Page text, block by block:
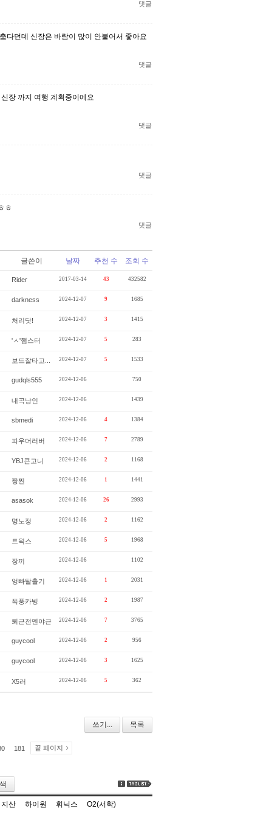
댓글
다던데 신장은 바람이 많이 안불어서 좋아요
댓글
장 까지 여행 계획중이에요
댓글
댓글
ㅎ
댓글
글쓴이 날짜 추천 수 조회 수
Rider 2017-03-14 43 432582
darkness 2024-12-07 9 1685
처리닷! 2024-12-07 3 1415
'ㅅ'햄스터 2024-12-07 5 283
보드잘타고... 2024-12-07 5 1533
gudqls555 2024-12-06 750
내곡낭인 2024-12-06 1439
sbmedi 2024-12-06 4 1384
파우더러버 2024-12-06 7 2789
YBJ큰고니 2024-12-06 2 1168
짱찐 2024-12-06 1 1441
asasok 2024-12-06 26 2993
명노정 2024-12-06 2 1162
트윅스 2024-12-06 5 1968
장끼 2024-12-06 1102
엉빠탈출기 2024-12-06 1 2031
폭풍카빙 2024-12-06 2 1987
퇴근전엔야근 2024-12-06 7 3765
guycool 2024-12-06 2 956
guycool 2024-12-06 3 1625
X5러 2024-12-06 5 362
쓰기... 목록
181 끝 페이지
지산 하이원 휘닉스 O2(서학)